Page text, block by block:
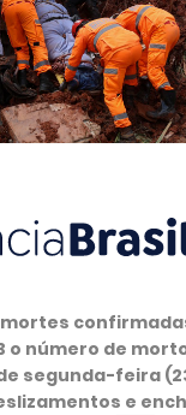
o número de
segunda-feira
e